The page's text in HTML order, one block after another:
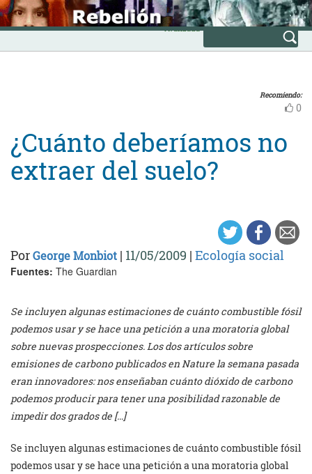
Skip
to
content
INICIO
Avanzada
Recomiendo:
0
¿Cuánto deberíamos no
extraer del suelo?
PorGeorge Monbiot | 11/05/2009 | Ecología social
Fuentes: The Guardian
Se incluyen algunas estimaciones de cuánto combustible fósil
podemos usar y se hace una petición a una moratoria global
sobre nuevas prospecciones. Los dos artículos sobre
emisiones de carbono publicados en Nature la semana pasada
eran innovadores: nos enseñaban cuánto dióxido de carbono
podemos producir para tener una posibilidad razonable de
impedir dos grados de […]
Se incluyen algunas estimaciones de cuánto combustible fósil
podemos usar y se hace una petición a una moratoria global